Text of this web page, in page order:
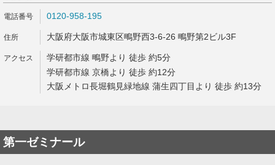
0120-958-195
大阪府大阪市城東区鴫野西3-6-26 鴫野第2ビル3F
学研都市線 鴫野より 徒歩 約5分
学研都市線 京橋より 徒歩 約12分
大阪メトロ長堀鶴見緑地線 蒲生四丁目より 徒歩 約13分
第一ゼミナール